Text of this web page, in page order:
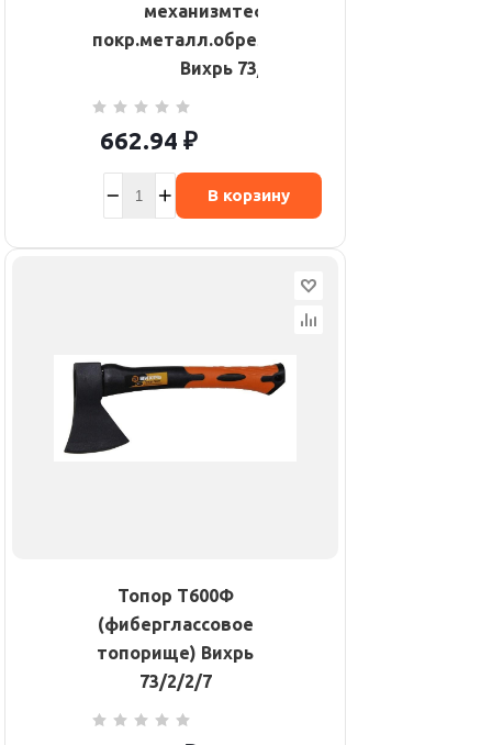
механизмтефлоновое
покр.металл.обрезинен.рукоятки
Вихрь 73/7/3/3
662.94 ₽
В корзину
Топор Т600Ф
(фиберглассовое
топорище) Вихрь
73/2/2/7